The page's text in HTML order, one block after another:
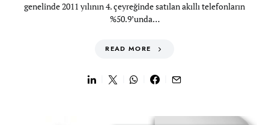
genelinde 2011 yılının 4. çeyreğinde satılan akıllı telefonların
%50.9’unda…
READ MORE